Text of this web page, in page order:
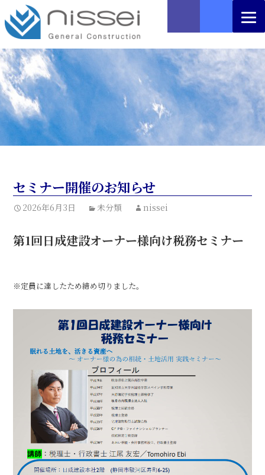
セミナー開催のお知らせ
2026年6月3日 未分類 nissei
第1回日成建設オーナー様向け税務セミナー
※定員に達したため締め切りました。